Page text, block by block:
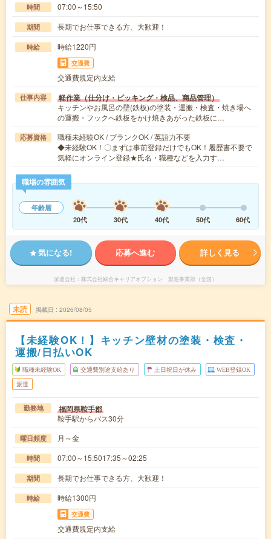
時間 07:00～15:50
期間 長期でお仕事できる方、大歓迎！
時給 時給1220円
交通費
交通費規定内支給
仕事内容 軽作業（仕分け・ピッキング・検品、商品管理）
キッチンやお風呂の壁(鉄板)の塗装・運搬・検査・焼き場へ
の運搬・フックへ鉄板をかけ焼きあがった鉄板に…
応募資格
職種未経験OK / ブランクOK / 英語力不要
◆未経験OK！〇まずは事前登録だけでもOK！履歴書不要で
気軽にオンライン登録★氏名・職種などを入力す…
職場の雰囲気
年齢層
20代
30代 40代 50代 60代
気になる! 応募へ進む 詳しく見る
派遣会社 株式会社綜合キャリアオプション 製造事業部（全国）
未読 掲載日 2026/08/05
【未経験OK！】キッチン壁材の塗装・検査・
運搬/日払いOK
職種未経験OK 交通費別途支給あり 土日祝日が休み WEB登録OK
派遣
勤務地 福岡県鞍手郡
鞍手駅からバス30分
曜日頻度 月～金
時間 07:00～15:5017:35～02:25
期間 長期でお仕事できる方、大歓迎！
時給 時給1300円
交通費
交通費規定内支給